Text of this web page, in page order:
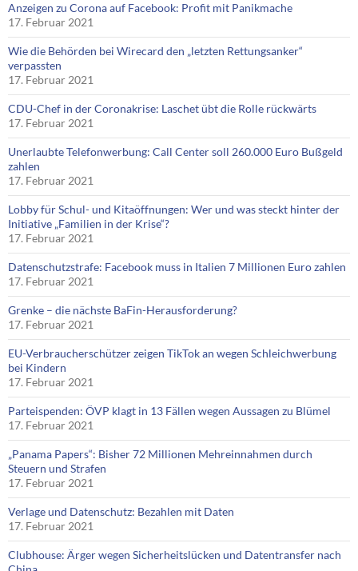
Anzeigen zu Corona auf Facebook: Profit mit Panikmache
17. Februar 2021
Wie die Behörden bei Wirecard den „letzten Rettungsanker“
verpassten
17. Februar 2021
CDU-Chef in der Coronakrise: Laschet übt die Rolle rückwärts
17. Februar 2021
Unerlaubte Telefonwerbung: Call Center soll 260.000 Euro Bußgeld
zahlen
17. Februar 2021
Lobby für Schul- und Kitaöffnungen: Wer und was steckt hinter der
Initiative „Familien in der Krise“?
17. Februar 2021
Datenschutzstrafe: Facebook muss in Italien 7 Millionen Euro zahlen
17. Februar 2021
Grenke – die nächste BaFin-Herausforderung?
17. Februar 2021
EU-Verbraucherschützer zeigen TikTok an wegen Schleichwerbung
bei Kindern
17. Februar 2021
Parteispenden: ÖVP klagt in 13 Fällen wegen Aussagen zu Blümel
17. Februar 2021
„Panama Papers“: Bisher 72 Millionen Mehreinnahmen durch
Steuern und Strafen
17. Februar 2021
Verlage und Datenschutz: Bezahlen mit Daten
17. Februar 2021
Clubhouse: Ärger wegen Sicherheitslücken und Datentransfer nach